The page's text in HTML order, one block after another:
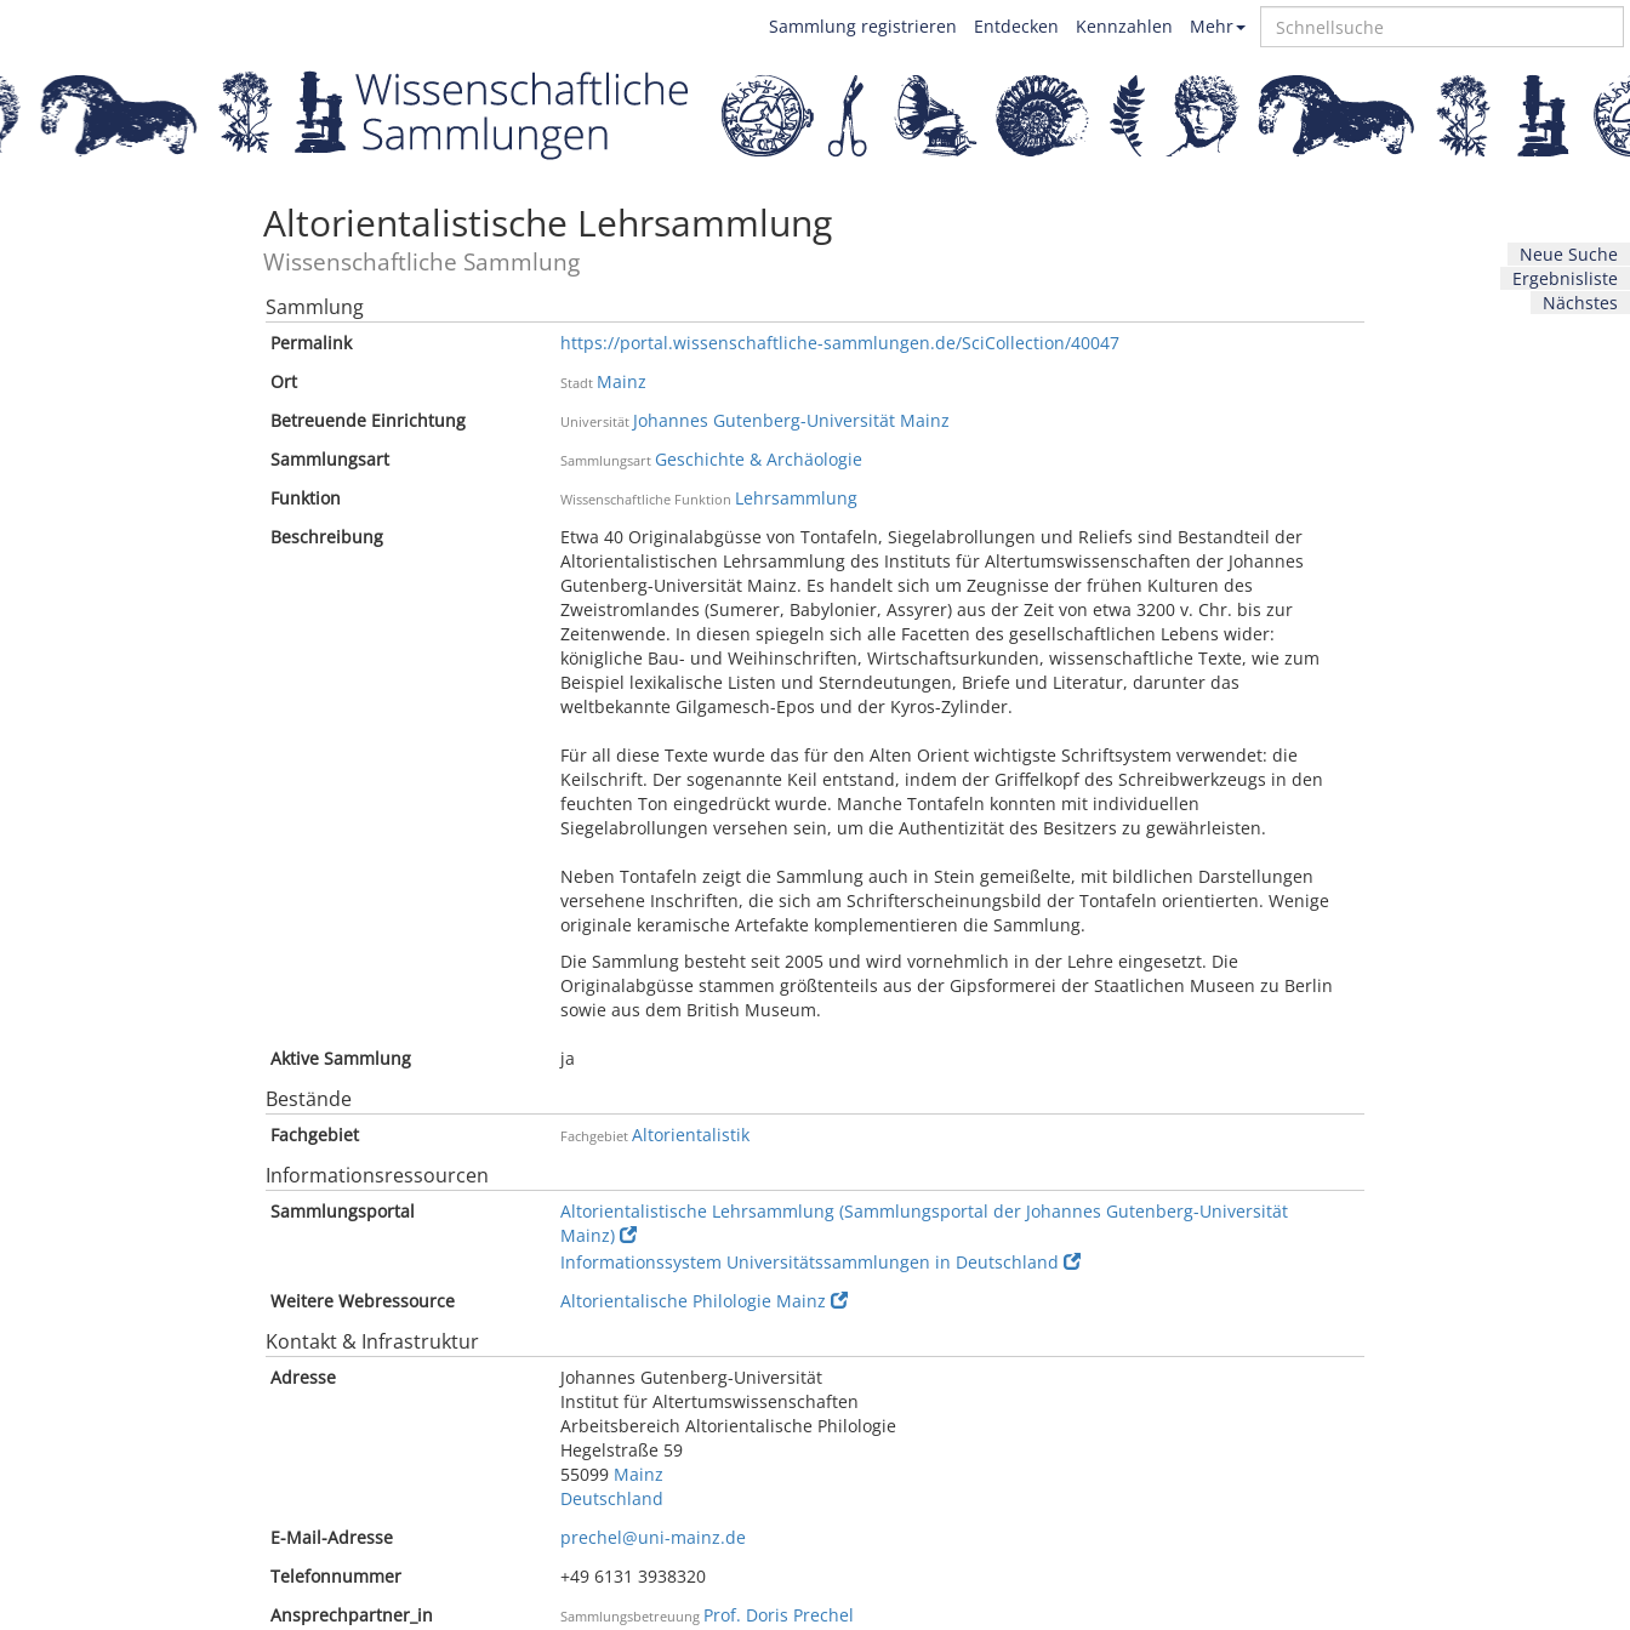
Mehr
Kennzahlen
Entdecken
Sammlung registrieren
Neue Suche
Ergebnisliste
Nächstes
Altorientalistische Lehrsammlung
Wissenschaftliche Sammlung
Sammlung
Permalink
https://portal.wissenschaftliche-sammlungen.de/SciCollection/40047
Ort
Stadt Mainz
Betreuende Einrichtung
Universität Johannes Gutenberg-Universität Mainz
Sammlungsart
Sammlungsart Geschichte & Archäologie
Funktion
Wissenschaftliche Funktion Lehrsammlung
Beschreibung
Etwa 40 Originalabgüsse von Tontafeln, Siegelabrollungen und Reliefs sind Bestandteil der
Altorientalistischen Lehrsammlung des Instituts für Altertumswissenschaften der Johannes
Gutenberg-Universität Mainz. Es handelt sich um Zeugnisse der frühen Kulturen des
Zweistromlandes (Sumerer, Babylonier, Assyrer) aus der Zeit von etwa 3200 v. Chr. bis zur
Zeitenwende. In diesen spiegeln sich alle Facetten des gesellschaftlichen Lebens wider:
königliche Bau- und Weihinschriften, Wirtschaftsurkunden, wissenschaftliche Texte, wie zum
Beispiel lexikalische Listen und Sterndeutungen, Briefe und Literatur, darunter das
weltbekannte Gilgamesch-Epos und der Kyros-Zylinder.
Für all diese Texte wurde das für den Alten Orient wichtigste Schriftsystem verwendet: die
Keilschrift. Der sogenannte Keil entstand, indem der Griffelkopf des Schreibwerkzeugs in den
feuchten Ton eingedrückt wurde. Manche Tontafeln konnten mit individuellen
Siegelabrollungen versehen sein, um die Authentizität des Besitzers zu gewährleisten.
Neben Tontafeln zeigt die Sammlung auch in Stein gemeißelte, mit bildlichen Darstellungen
versehene Inschriften, die sich am Schrifterscheinungsbild der Tontafeln orientierten. Wenige
originale keramische Artefakte komplementieren die Sammlung.
Die Sammlung besteht seit 2005 und wird vornehmlich in der Lehre eingesetzt. Die
Originalabgüsse stammen größtenteils aus der Gipsformerei der Staatlichen Museen zu Berlin
sowie aus dem British Museum.
Aktive Sammlung ja
Bestände
Fachgebiet Fachgebiet Altorientalistik
Informationsressourcen
Sammlungsportal
Altorientalistische Lehrsammlung (Sammlungsportal der Johannes Gutenberg-Universität
Mainz)
Informationssystem Universitätssammlungen in Deutschland
Weitere Webressource
Altorientalische Philologie Mainz
Kontakt & Infrastruktur
Adresse
Johannes Gutenberg-Universität
Institut für Altertumswissenschaften
Arbeitsbereich Altorientalische Philologie
Hegelstraße 59
55099 Mainz
Deutschland
E-Mail-Adresse
prechel@uni-mainz.de
Telefonnummer
+49 6131 3938320
Ansprechpartner_in
Sammlungsbetreuung Prof. Doris Prechel